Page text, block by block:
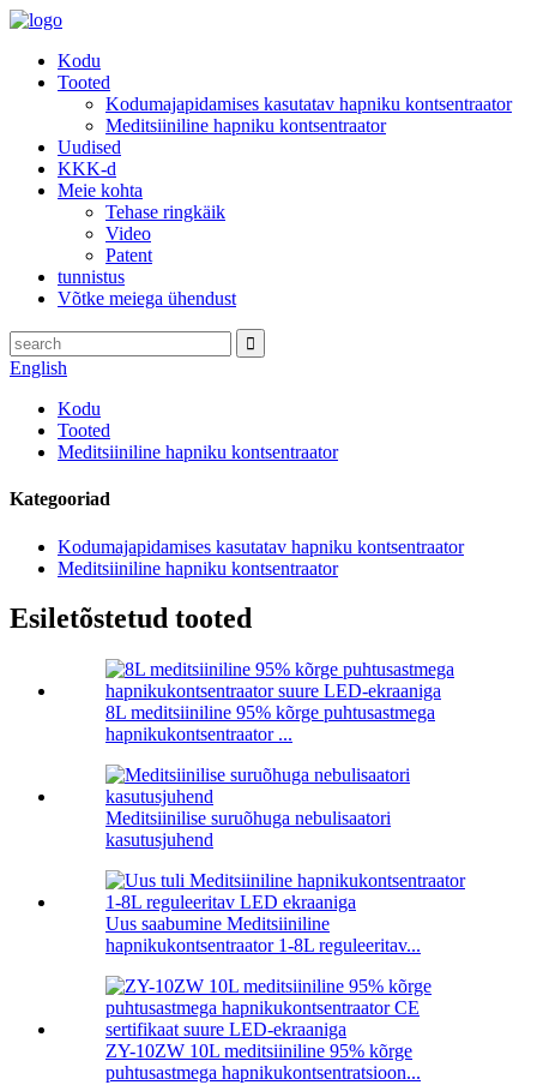
Kodu
Tooted
Kodumajapidamises kasutatav hapniku kontsentraator
Meditsiiniline hapniku kontsentraator
Uudised
KKK-d
Meie kohta
Tehase ringkäik
Video
Patent
tunnistus
Võtke meiega ühendust
English
Kodu
Tooted
Meditsiiniline hapniku kontsentraator
Kategooriad
Kodumajapidamises kasutatav hapniku kontsentraator
Meditsiiniline hapniku kontsentraator
Esiletõstetud tooted
8L meditsiiniline 95% kõrge puhtusastmega
hapnikukontsentraator ...
Meditsiinilise suruõhuga nebulisaatori
kasutusjuhend
Uus saabumine Meditsiiniline
hapnikukontsentraator 1-8L reguleeritav...
ZY-10ZW 10L meditsiiniline 95% kõrge
puhtusastmega hapnikukontsentratsioon...